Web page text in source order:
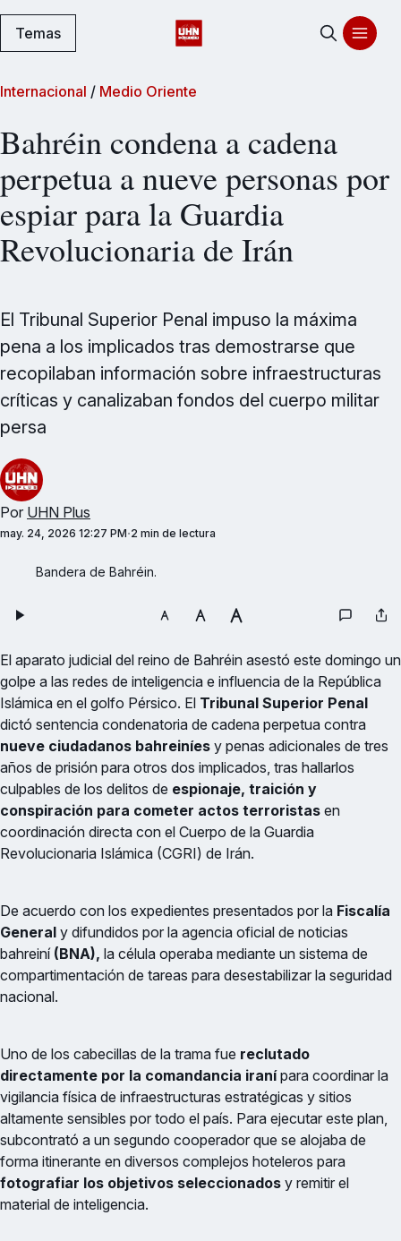
Temas
Internacional / Medio Oriente
Bahréin condena a cadena
perpetua a nueve personas por
espiar para la Guardia
Revolucionaria de Irán
El Tribunal Superior Penal impuso la máxima
pena a los implicados tras demostrarse que
recopilaban información sobre infraestructuras
críticas y canalizaban fondos del cuerpo militar
persa
Por UHN Plus
may. 24, 2026 12:27 PM 2 min de lectura
Bandera de Bahréin.
El aparato judicial del reino de Bahréin asestó este domingo un
golpe a las redes de inteligencia e influencia de la República
Islámica en el golfo Pérsico. El Tribunal Superior Penal
dictó sentencia condenatoria de cadena perpetua contra
nueve ciudadanos bahreiníes y penas adicionales de tres
años de prisión para otros dos implicados, tras hallarlos
culpables de los delitos de espionaje, traición y
conspiración para cometer actos terroristas en
coordinación directa con el Cuerpo de la Guardia
Revolucionaria Islámica (CGRI) de Irán.
De acuerdo con los expedientes presentados por la Fiscalía
General y difundidos por la agencia oficial de noticias
bahreiní(BNA), la célula operaba mediante un sistema de
compartimentación de tareas para desestabilizar la seguridad
nacional.
Uno de los cabecillas de la trama fue reclutado
directamente por la comandancia iranípara coordinar la
vigilancia física de infraestructuras estratégicas y sitios
altamente sensibles por todo el país. Para ejecutar este plan,
subcontrató a un segundo cooperador que se alojaba de
forma itinerante en diversos complejos hoteleros para
fotografiar los objetivos seleccionados y remitir el
material de inteligencia.